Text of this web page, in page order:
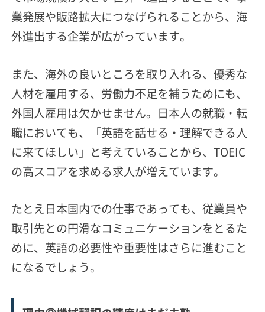
業発展や販路拡大につなげられることから、海
外進出する企業が広がっています。
また、海外の良いところを取り入れる、優秀な
人材を雇用する、労働力不足を補うためにも、
外国人雇用は欠かせません。日本人の就職・転
職においても、「英語を話せる・理解できる人
に来てほしい」と考えていることから、TOEIC
の高スコアを求める求人が増えています。
たとえ日本国内での仕事であっても、従業員や
取引先との円滑なコミュニケーションをとるた
めに、英語の必要性や重要性はさらに進むこと
になるでしょう。